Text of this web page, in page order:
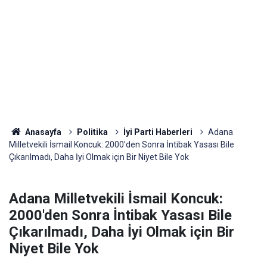
Anasayfa Politika İyi Parti Haberleri
Adana
Milletvekili İsmail Koncuk: 2000'den Sonra İntibak Yasası Bile
Çıkarılmadı, Daha İyi Olmak için Bir Niyet Bile Yok
Adana Milletvekili İsmail Koncuk:
2000'den Sonra İntibak Yasası Bile
Çıkarılmadı, Daha İyi Olmak için Bir
Niyet Bile Yok